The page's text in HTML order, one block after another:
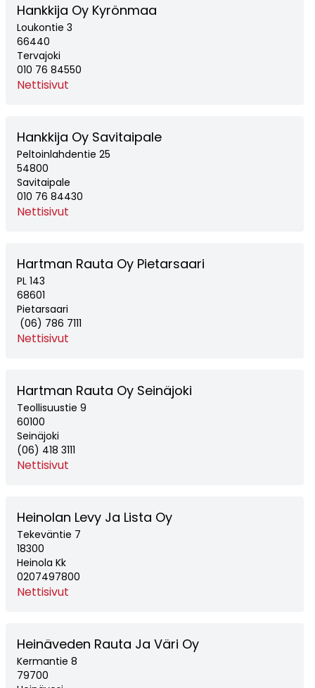
Hankkija Oy Kyrönmaa
Loukontie 3
66440
Tervajoki
010 76 84550
Nettisivut
Hankkija Oy Savitaipale
Peltoinlahdentie 25
54800
Savitaipale
010 76 84430
Nettisivut
Hartman Rauta Oy Pietarsaari
PL 143
68601
Pietarsaari
(06) 786 7111
Nettisivut
Hartman Rauta Oy Seinäjoki
Teollisuustie 9
60100
Seinäjoki
(06) 418 3111
Nettisivut
Heinolan Levy Ja Lista Oy
Tekeväntie 7
18300
Heinola Kk
0207497800
Nettisivut
Heinäveden Rauta Ja Väri Oy
Kermantie 8
79700